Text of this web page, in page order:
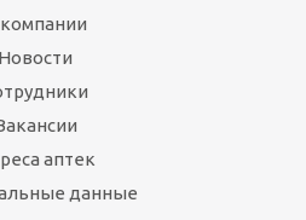
Новости
аптек
данные